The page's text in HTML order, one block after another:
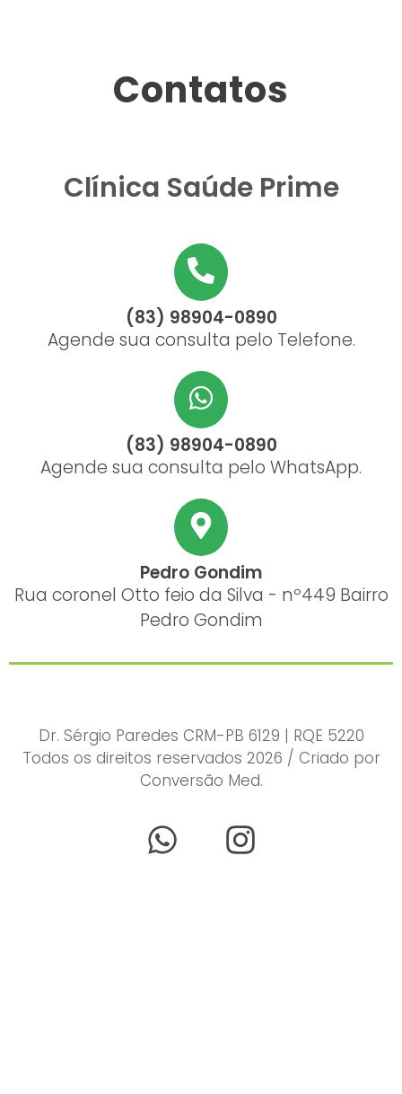
Contatos
Clínica Saúde Prime
(83) 98904-0890
Agende sua consulta pelo Telefone.
(83) 98904-0890
Agende sua consulta pelo WhatsApp.
Pedro Gondim
Rua coronel Otto feio da Silva - nº449 Bairro
Pedro Gondim
Dr. Sérgio Paredes CRM-PB 6129 | RQE 5220
Todos os direitos reservados 2026 / Criado por
Conversão Med.